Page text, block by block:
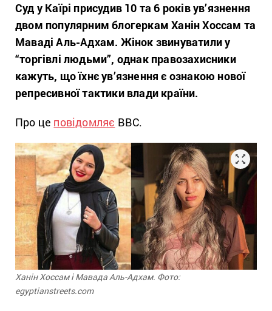
Суд у Каїрі присудив 10 та 6 років ув’язнення
двом популярним блогеркам Ханін Хоссам та
Маваді Аль-Адхам. Жінок звинуватили у
“торгівлі людьми”, однак правозахисники
кажуть, що їхнє ув’язнення є ознакою нової
репресивної тактики влади країни.
Про це повідомляє BBC.
Ханін Хоссам і Мавада Аль-Адхам. Фото:
egyptianstreets.com